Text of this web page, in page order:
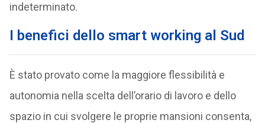
indeterminato.
I benefici dello smart working al Sud
È stato provato come la maggiore flessibilità e
autonomia nella scelta dell’orario di lavoro e dello
spazio in cui svolgere le proprie mansioni consenta,